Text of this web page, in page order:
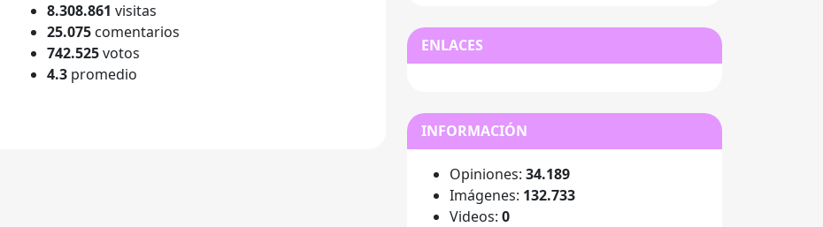
8.308.861 visitas
25.075 comentarios
742.525votos
4.3 promedio
ENLACES
INFORMACIÓN
Opiniones: 34.189
Imágenes: 132.733
Videos: 0